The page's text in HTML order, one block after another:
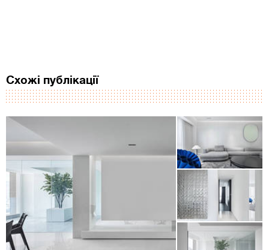
Схожі публікації